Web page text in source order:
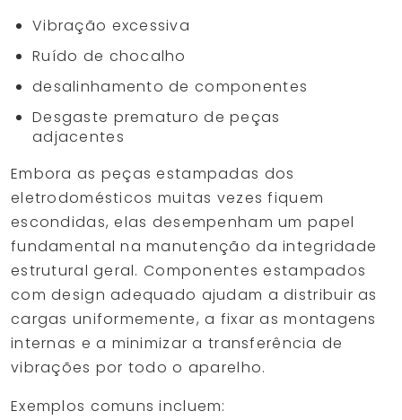
Vibração excessiva
Ruído de chocalho
desalinhamento de componentes
Desgaste prematuro de peças
adjacentes
Embora as peças estampadas dos
eletrodomésticos muitas vezes fiquem
escondidas, elas desempenham um papel
fundamental na manutenção da integridade
estrutural geral. Componentes estampados
com design adequado ajudam a distribuir as
cargas uniformemente, a fixar as montagens
internas e a minimizar a transferência de
vibrações por todo o aparelho.
Exemplos comuns incluem: